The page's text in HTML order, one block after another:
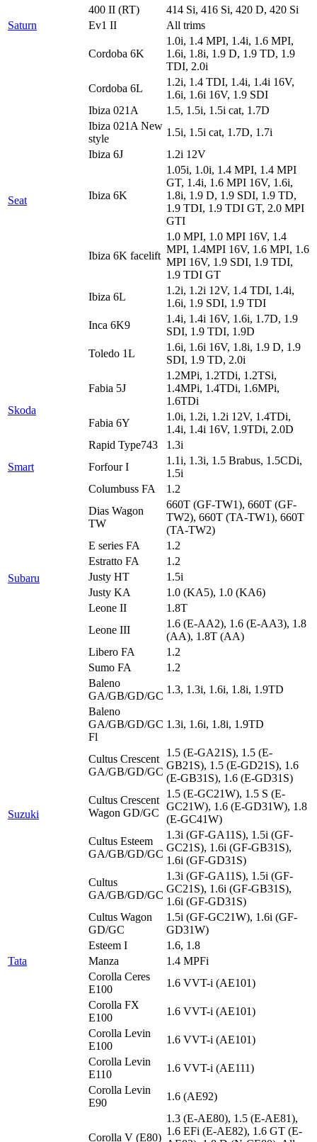
400 II (RT)
414 Si, 416 Si, 420 D, 420 Si
Saturn
Ev1 II All trims
Seat
Cordoba 6K
1.0i, 1.4 MPI, 1.4i, 1.6 MPI,
1.6i, 1.8i, 1.9 D, 1.9 TD, 1.9
TDI, 2.0i
Cordoba 6L
1.2i, 1.4 TDI, 1.4i, 1.4i 16V,
1.6i, 1.6i 16V, 1.9 SDI
Ibiza 021A
1.5, 1.5i, 1.5i cat, 1.7D
Ibiza 021A New
style
1.5i, 1.5i cat, 1.7D, 1.7i
Ibiza 6J
1.2i 12V
Ibiza 6K
1.05i, 1.0i, 1.4 MPI, 1.4 MPI
GT, 1.4i, 1.6 MPI 16V, 1.6i,
1.8i, 1.9 D, 1.9 SDI, 1.9 TD,
1.9 TDI, 1.9 TDI GT, 2.0 MPI
GTI
Ibiza 6K facelift
1.0 MPI, 1.0 MPI 16V, 1.4
MPI, 1.4MPI 16V, 1.6 MPI, 1.6
MPI 16V, 1.9 SDI, 1.9 TDI,
1.9 TDI GT
Ibiza 6L
1.2i, 1.2i 12V, 1.4 TDI, 1.4i,
1.6i, 1.9 SDI, 1.9 TDI
Inca 6K9
1.4i, 1.4i 16V, 1.6i, 1.7D, 1.9
SDI, 1.9 TDI, 1.9D
Toledo 1L
1.6i, 1.6i 16V, 1.8i, 1.9 D, 1.9
SDI, 1.9 TD, 2.0i
Skoda
Fabia 5J
1.2MPi, 1.2TDi, 1.2TSi,
1.4MPi, 1.4TDi, 1.6MPi,
1.6TDi
Fabia 6Y
1.0i, 1.2i, 1.2i 12V, 1.4TDi,
1.4i, 1.4i 16V, 1.9TDi, 2.0D
Rapid Type743
1.3i
Smart
Forfour I
1.1i, 1.3i, 1.5 Brabus, 1.5CDi,
1.5i
Subaru
Columbuss FA
1.2
Dias Wagon
TW
660T (GF-TW1), 660T (GF-
TW2), 660T (TA-TW1), 660T
(TA-TW2)
E series FA
1.2
Estratto FA
1.2
Justy HT
1.5i
Justy KA
1.0 (KA5), 1.0 (KA6)
Leone II
1.8T
Leone III
1.6 (E-AA2), 1.6 (E-AA3), 1.8
(AA), 1.8T (AA)
Libero FA
1.2
Sumo FA
1.2
Suzuki
Baleno
GA/GB/GD/GC
1.3, 1.3i, 1.6i, 1.8i, 1.9TD
Baleno
GA/GB/GD/GC
Fl
1.3i, 1.6i, 1.8i, 1.9TD
Cultus Crescent
GA/GB/GD/GC
1.5 (E-GA21S), 1.5 (E-
GB21S), 1.5 (E-GD21S), 1.6
(E-GB31S), 1.6 (E-GD31S)
Cultus Crescent
Wagon GD/GC
1.5 (E-GC21W), 1.5 S (E-
GC21W), 1.6 (E-GD31W), 1.8
(E-GC41W)
Cultus Esteem
GA/GB/GD/GC
1.3i (GF-GA11S), 1.5i (GF-
GC21S), 1.6i (GF-GB31S),
1.6i (GF-GD31S)
Cultus
GA/GB/GD/GC
1.3i (GF-GA11S), 1.5i (GF-
GC21S), 1.6i (GF-GB31S),
1.6i (GF-GD31S)
Cultus Wagon
GD/GC
1.5i (GF-GC21W), 1.6i (GF-
GD31W)
Esteem I
1.6, 1.8
Tata
Manza 1.4 MPFi
Corolla Ceres
E100
1.6 VVT-i (AE101)
Corolla FX
E100
1.6 VVT-i (AE101)
Corolla Levin
E100
1.6 VVT-i (AE101)
Corolla Levin
E110
1.6 VVT-i (AE111)
Corolla Levin
E90
1.6 (AE92)
Corolla V (E80)
1.3 (E-AE80), 1.5 (E-AE81),
1.6 EFi (E-AE82), 1.6 GT (E-